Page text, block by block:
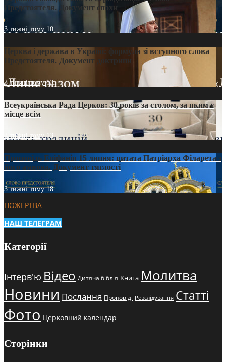
Предстоятеля. Документ епохи
3 тижні тому 10
Церква і держава в Україні: формула зі вступного слова
Предстоятеля. Документ доктрини
3 тижні тому13
Всеукраїнська Рада Церков: 30 років за столом, за яким є
місце всім
3 тижні тому13
Проповідь Епіфанія 15 липня: цитата Патріарха Філарета з
його амвона. Документ тяглості
3 тижні тому18
ПОЖЕРТВА
НАШ ТЕЛЕГРАМ
Категорії
Інтерв'ю Відео Дитяча біблія Книга Молитва
Новини Послання Проповіді Розслідування Статті
Фото Церковний календар
Сторінки